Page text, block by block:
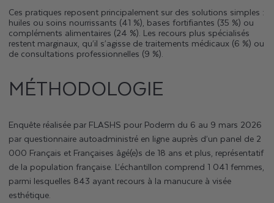
Ces pratiques reposent principalement sur des solutions simples :
huiles ou soins nourrissants (41 %), bases fortifiantes (35 %) ou
compléments alimentaires (24 %). Les recours plus spécialisés
restent marginaux, qu’il s’agisse de traitements médicaux (6 %) ou
de consultations professionnelles (9 %).
MÉTHODOLOGIE
Enquête réalisée par FLASHS pour Poderm du 6 au 9 mars 2026
par questionnaire autoadministré en ligne auprès d’un panel de 2
000 Français et Françaises âgé(e)s de 18 ans et plus, représentatif
de la population française. L’échantillon comprend 1 041 femmes,
parmi lesquelles 843 ayant recours à la manucure à visée
esthétique.